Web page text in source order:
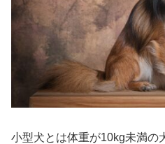
小型犬とは体重が10kg未満の